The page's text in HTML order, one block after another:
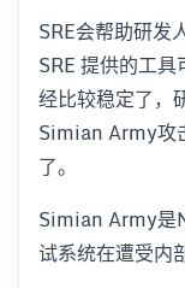
SRE会帮助研发
SRE 提供的工
经比较稳定了，
Simian Army攻
了。
Simian Army是
试系统在遭受内